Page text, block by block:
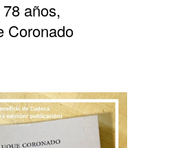
años,
Coronado